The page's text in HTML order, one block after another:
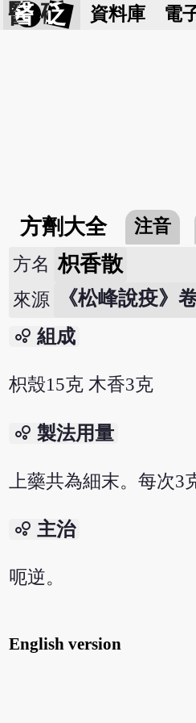
醫 砭 資料庫 電
方劑大全 注音
方名 枳香散
來源 《松峰說疫》
bubble_chart 組成
枳殼15克 木香3克
bubble_chart 製法用量
上藥共為細末。每次3
bubble_chart 主治
呃逆。
English version